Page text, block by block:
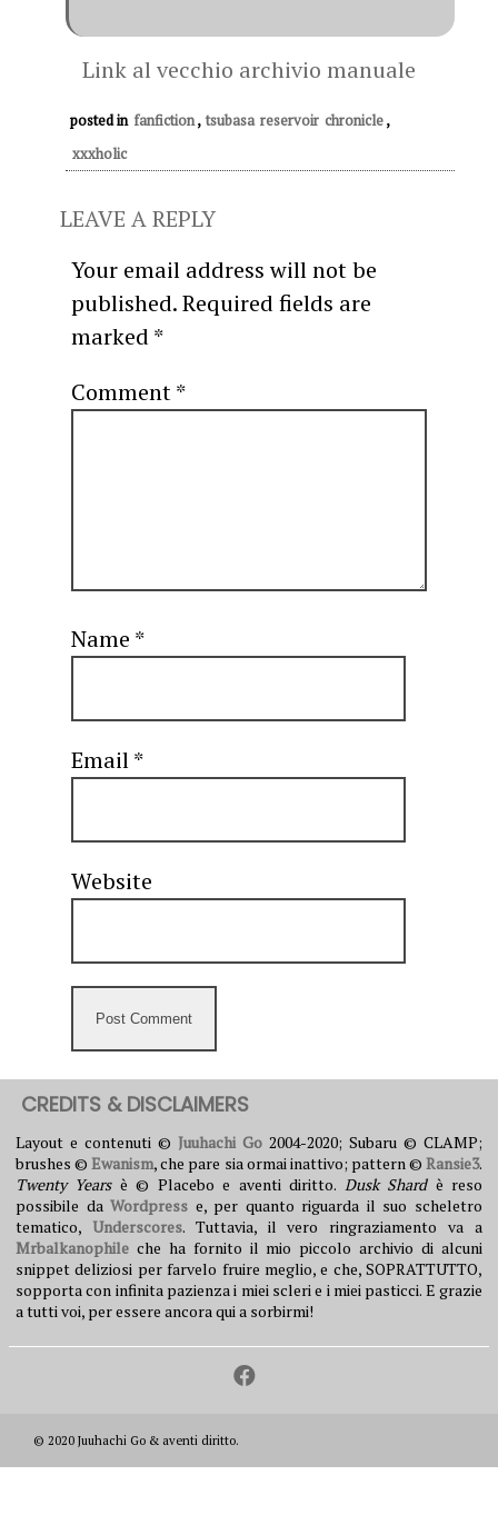
Link al vecchio archivio manuale
posted in fanfiction, tsubasa reservoir chronicle,
xxxholic
LEAVE A REPLY
Your email address will not be
published.Required fields are
marked *
Comment*
Name *
Email*
Website
CREDITS & DISCLAIMERS
Layout e contenuti © Juuhachi Go 2004-2020; Subaru © CLAMP;
brushes ©Ewanism, che pare sia ormai inattivo; pattern ©Ransie3.
Twenty Yearsè © Placebo e aventi diritto. Dusk Shardè reso
possibile daWordpress e, per quanto riguarda il suo scheletro
tematico, Underscores. Tuttavia, il vero ringraziamento va a
Mrbalkanophile che ha fornito il mio piccolo archivio di alcuni
snippet deliziosi per farvelo fruire meglio, e che, SOPRATTUTTO,
sopporta con infinita pazienza i miei scleri e i miei pasticci. E grazie
a tutti voi, per essere ancora qui a sorbirmi!
© 2020 Juuhachi Go & aventi diritto.